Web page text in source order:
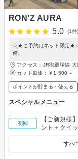
RON'Z AURA
5.0
(1件)
☆★ご予約はネット限定★☆
備。
アクセス：JR御殿場線
カット単価： ￥1,500～
ポイントが貯まる・使える
スペシャルメニュー
初回
【ご新規様
ント＋クイ
すべ